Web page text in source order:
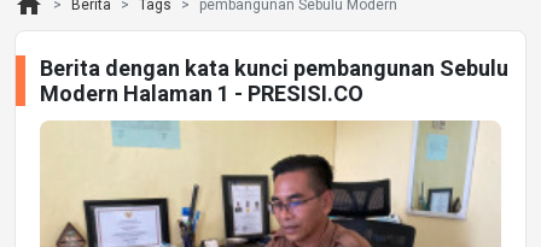
Berita Tags pembangunan Sebulu Modern
Berita dengan kata kunci pembangunan Sebulu
Modern Halaman 1 - PRESISI.CO